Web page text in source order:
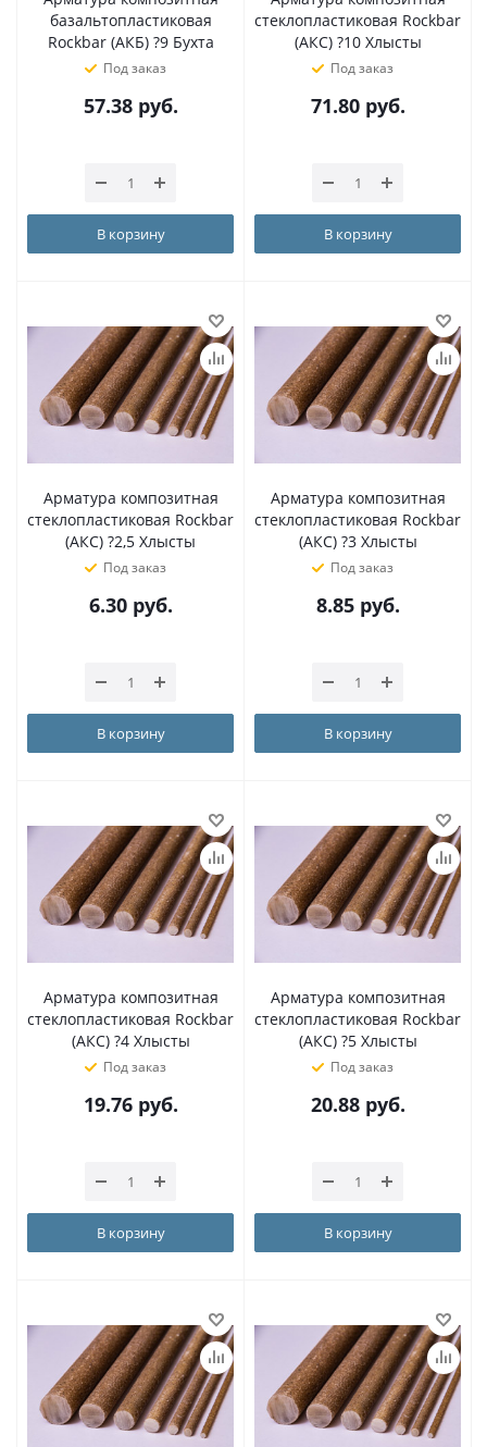
базальтопластиковая
Rockbar (АКБ) ?9 Бухта
Под заказ
57.38руб.
В корзину
стеклопластиковая Rockbar
(АКС) ?10 Хлысты
Под заказ
71.80руб.
В корзину
Арматура композитная
стеклопластиковая Rockbar
(АКС) ?2,5 Хлысты
Под заказ
6.30руб.
В корзину
Арматура композитная
стеклопластиковая Rockbar
(АКС) ?3 Хлысты
Под заказ
8.85руб.
В корзину
Арматура композитная
стеклопластиковая Rockbar
(АКС) ?4 Хлысты
Под заказ
19.76руб.
В корзину
Арматура композитная
стеклопластиковая Rockbar
(АКС) ?5 Хлысты
Под заказ
20.88руб.
В корзину